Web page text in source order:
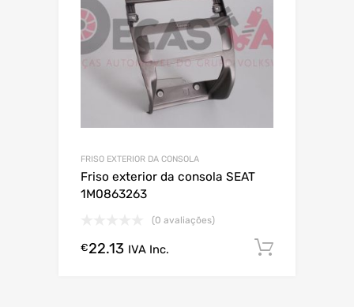
FRISO EXTERIOR DA CONSOLA
Friso exterior da consola SEAT
1M0863263
(0 avaliações)
€22.13 IVA Inc.